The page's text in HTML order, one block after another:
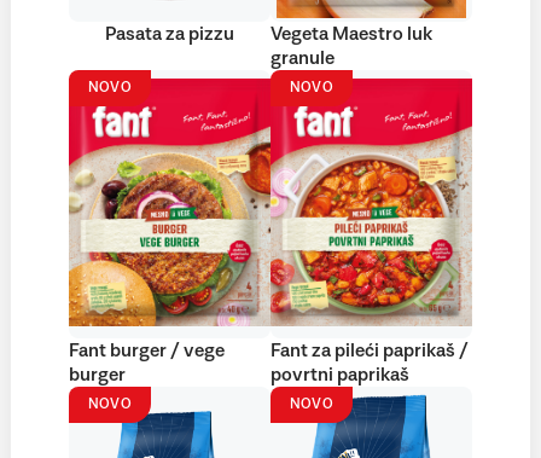
Pasata za pizzu
Vegeta Maestro luk
granule
NOVO
Fant burger / vege
burger
NOVO
Fant za pileći paprikaš /
povrtni paprikaš
NOVO NOVO